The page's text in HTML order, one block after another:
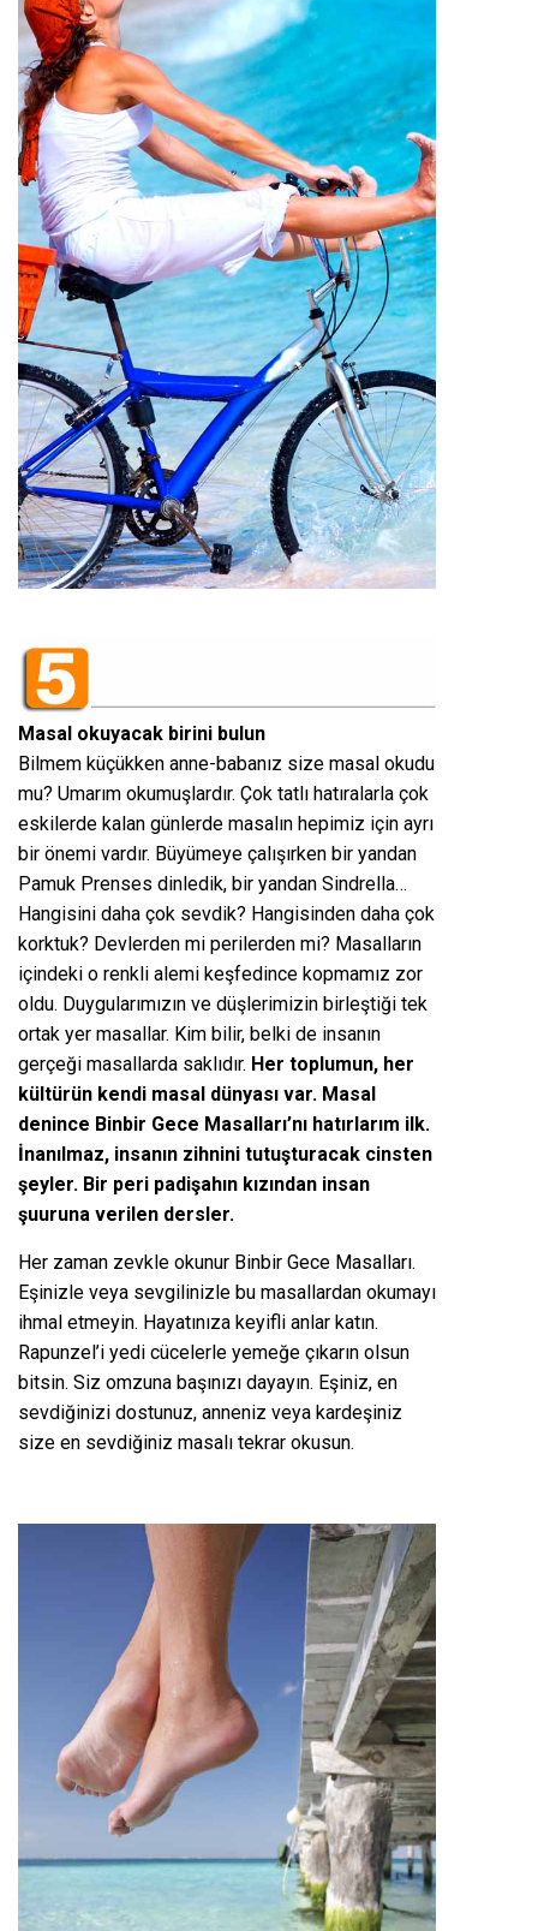
Masal okuyacak birini bulun
Bilmem küçükken anne-babanız size masal okudu
mu? Umarım okumuşlardır. Çok tatlı hatıralarla çok
eskilerde kalan günlerde masalın hepimiz için ayrı
bir önemi vardır. Büyümeye çalışırken bir yandan
Pamuk Prenses dinledik, bir yandan Sindrella…
Hangisini daha çok sevdik? Hangisinden daha çok
korktuk? Devlerden mi perilerden mi? Masalların
içindeki o renkli alemi keşfedince kopmamız zor
oldu. Duygularımızın ve düşlerimizin birleştiği tek
ortak yer masallar. Kim bilir, belki de insanın
gerçeği masallarda saklıdır. Her toplumun, her
kültürün kendi masal dünyası var. Masal
denince Binbir Gece Masalları’nı hatırlarım ilk.
İnanılmaz, insanın zihnini tutuşturacak cinsten
şeyler. Bir peri padişahın kızından insan
şuuruna verilen dersler.
Her zaman zevkle okunur Binbir Gece Masalları.
Eşinizle veya sevgilinizle bu masallardan okumayı
ihmal etmeyin. Hayatınıza keyifli anlar katın.
Rapunzel’i yedi cücelerle yemeğe çıkarın olsun
bitsin. Siz omzuna başınızı dayayın. Eşiniz, en
sevdiğinizi dostunuz, anneniz veya kardeşiniz
size en sevdiğiniz masalı tekrar okusun.